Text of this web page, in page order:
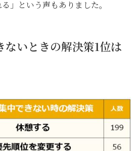
」という声もありました。
ないときの解決策1位は